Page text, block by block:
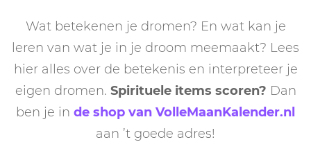
Wat betekenen je dromen? En wat kan je
leren van wat je in je droom meemaakt? Lees
hier alles over de betekenis en interpreteer je
eigen dromen. Spirituele items scoren? Dan
ben je in de shop van VolleMaanKalender.nl
aan ’t goede adres!